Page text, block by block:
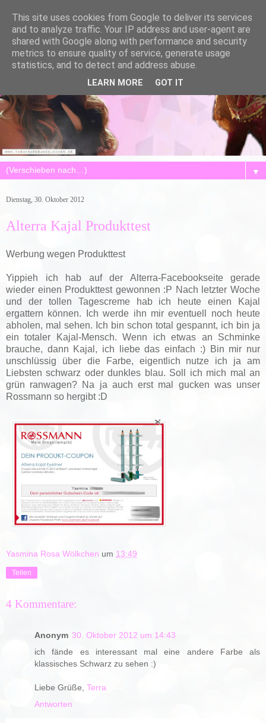
▼
Dienstag, 30. Oktober 2012
Alterra Kajal Produkttest
Werbung wegen Produkttest
Yippieh ich hab auf der Alterra-Facebookseite gerade
wieder einen Produkttest gewonnen :P Nach letzter Woche
und der tollen Tagescreme hab ich heute einen Kajal
ergattern können. Ich werde ihn mir eventuell noch heute
abholen, mal sehen. Ich bin schon total gespannt, ich bin ja
ein totaler Kajal-Mensch. Wenn ich etwas an Schminke
brauche, dann Kajal, ich liebe das einfach :) Bin mir nur
unschlüssig über die Farbe, eigentlich nutze ich ja am
Liebsten schwarz oder dunkles blau. Soll ich mich mal an
grün ranwagen? Na ja auch erst mal gucken was unser
Rossmann so hergibt :D
Yasmina Rosa Wölkchen um 13:49
Teilen
4 Kommentare:
Anonym 30. Oktober 2012 um 14:43
ich fände es interessant mal eine andere Farbe als
klassisches Schwarz zu sehen :)
Liebe Grüße, Terra
Antworten
This site uses cookies from Google to deliver its services
and to analyze traffic. Your IP address and user-agent are
shared with Google along with performance and security
metrics to ensure quality of service, generate usage
statistics, and to detect and address abuse.
LEARN MORE GOT IT